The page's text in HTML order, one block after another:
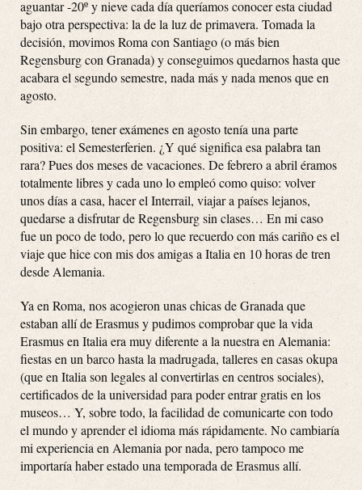
aguantar -20º y nieve cada día queríamos conocer esta ciudad
bajo otra perspectiva: la de la luz de primavera. Tomada la
decisión, movimos Roma con Santiago (o más bien
Regensburg con Granada) y conseguimos quedarnos hasta que
acabara el segundo semestre, nada más y nada menos que en
agosto.
Sin embargo, tener exámenes en agosto tenía una parte
positiva: el Semesterferien. ¿Y qué significa esa palabra tan
rara? Pues dos meses de vacaciones. De febrero a abril éramos
totalmente libres y cada uno lo empleó como quiso: volver
unos días a casa, hacer el Interrail, viajar a países lejanos,
quedarse a disfrutar de Regensburg sin clases… En mi caso
fue un poco de todo, pero lo que recuerdo con más cariño es el
viaje que hice con mis dos amigas a Italia en 10 horas de tren
desde Alemania.
Ya en Roma, nos acogieron unas chicas de Granada que
estaban allí de Erasmus y pudimos comprobar que la vida
Erasmus en Italia era muy diferente a la nuestra en Alemania:
fiestas en un barco hasta la madrugada, talleres en casas okupa
(que en Italia son legales al convertirlas en centros sociales),
certificados de la universidad para poder entrar gratis en los
museos… Y, sobre todo, la facilidad de comunicarte con todo
el mundo y aprender el idioma más rápidamente. No cambiaría
mi experiencia en Alemania por nada, pero tampoco me
importaría haber estado una temporada de Erasmus allí.